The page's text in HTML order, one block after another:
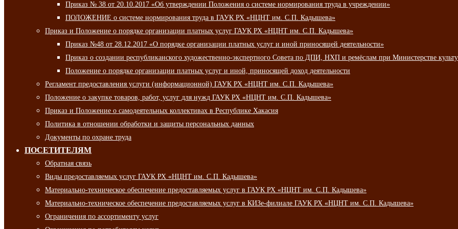
Приказ № 38 от 20.10.2017 «Об утверждении Положения о системе нормирования труда в учреждении»
ПОЛОЖЕНИЕ о системе нормирования труда в ГАУК РХ «НЦНТ им. С.П. Кадышева»
Приказ и Положение о порядке организации платных услуг ГАУК РХ «НЦНТ им. С.П. Кадышева»
Приказ №48 от 28.12.2017 «О порядке организации платных услуг и иной приносящей деятельности»
Приказ о создании республиканского художественно-экспертного Совета по ДПИ, НХП и ремёслам при Министерстве
Положение о порядке организации платных услуг и иной, приносящей доход деятельности
Регламент предоставления услуги (информационной) ГАУК РХ «НЦНТ им. С.П. Кадышева»
Положение о закупке товаров, работ, услуг для нужд ГАУК РХ «НЦНТ им. С.П. Кадышева»
Приказ и Положение о самодеятельных коллективах в Республике Хакасия
Политика в отношении обработки и защиты персональных данных
Документы по охране труда
ПОСЕТИТЕЛЯМ
Обратная связь
Виды предоставляемых услуг ГАУК РХ «НЦНТ им. С.П. Кадышева»
Материально-техническое обеспечение предоставляемых услуг в ГАУК РХ «НЦНТ им. С.П. Кадышева»
Материально-техническое обеспечение предоставляемых услуг в КИЗе-филиале ГАУК РХ «НЦНТ им. С.П. Кадышева»
Ограничения по ассортименту услуг